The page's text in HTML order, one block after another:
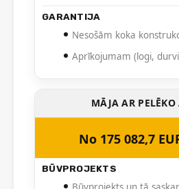
GARANTIJA
Nesošām koka
Aprīkojumam (logi,
MĀJA AR
No 175 082,7
BŪVPROJEKTS